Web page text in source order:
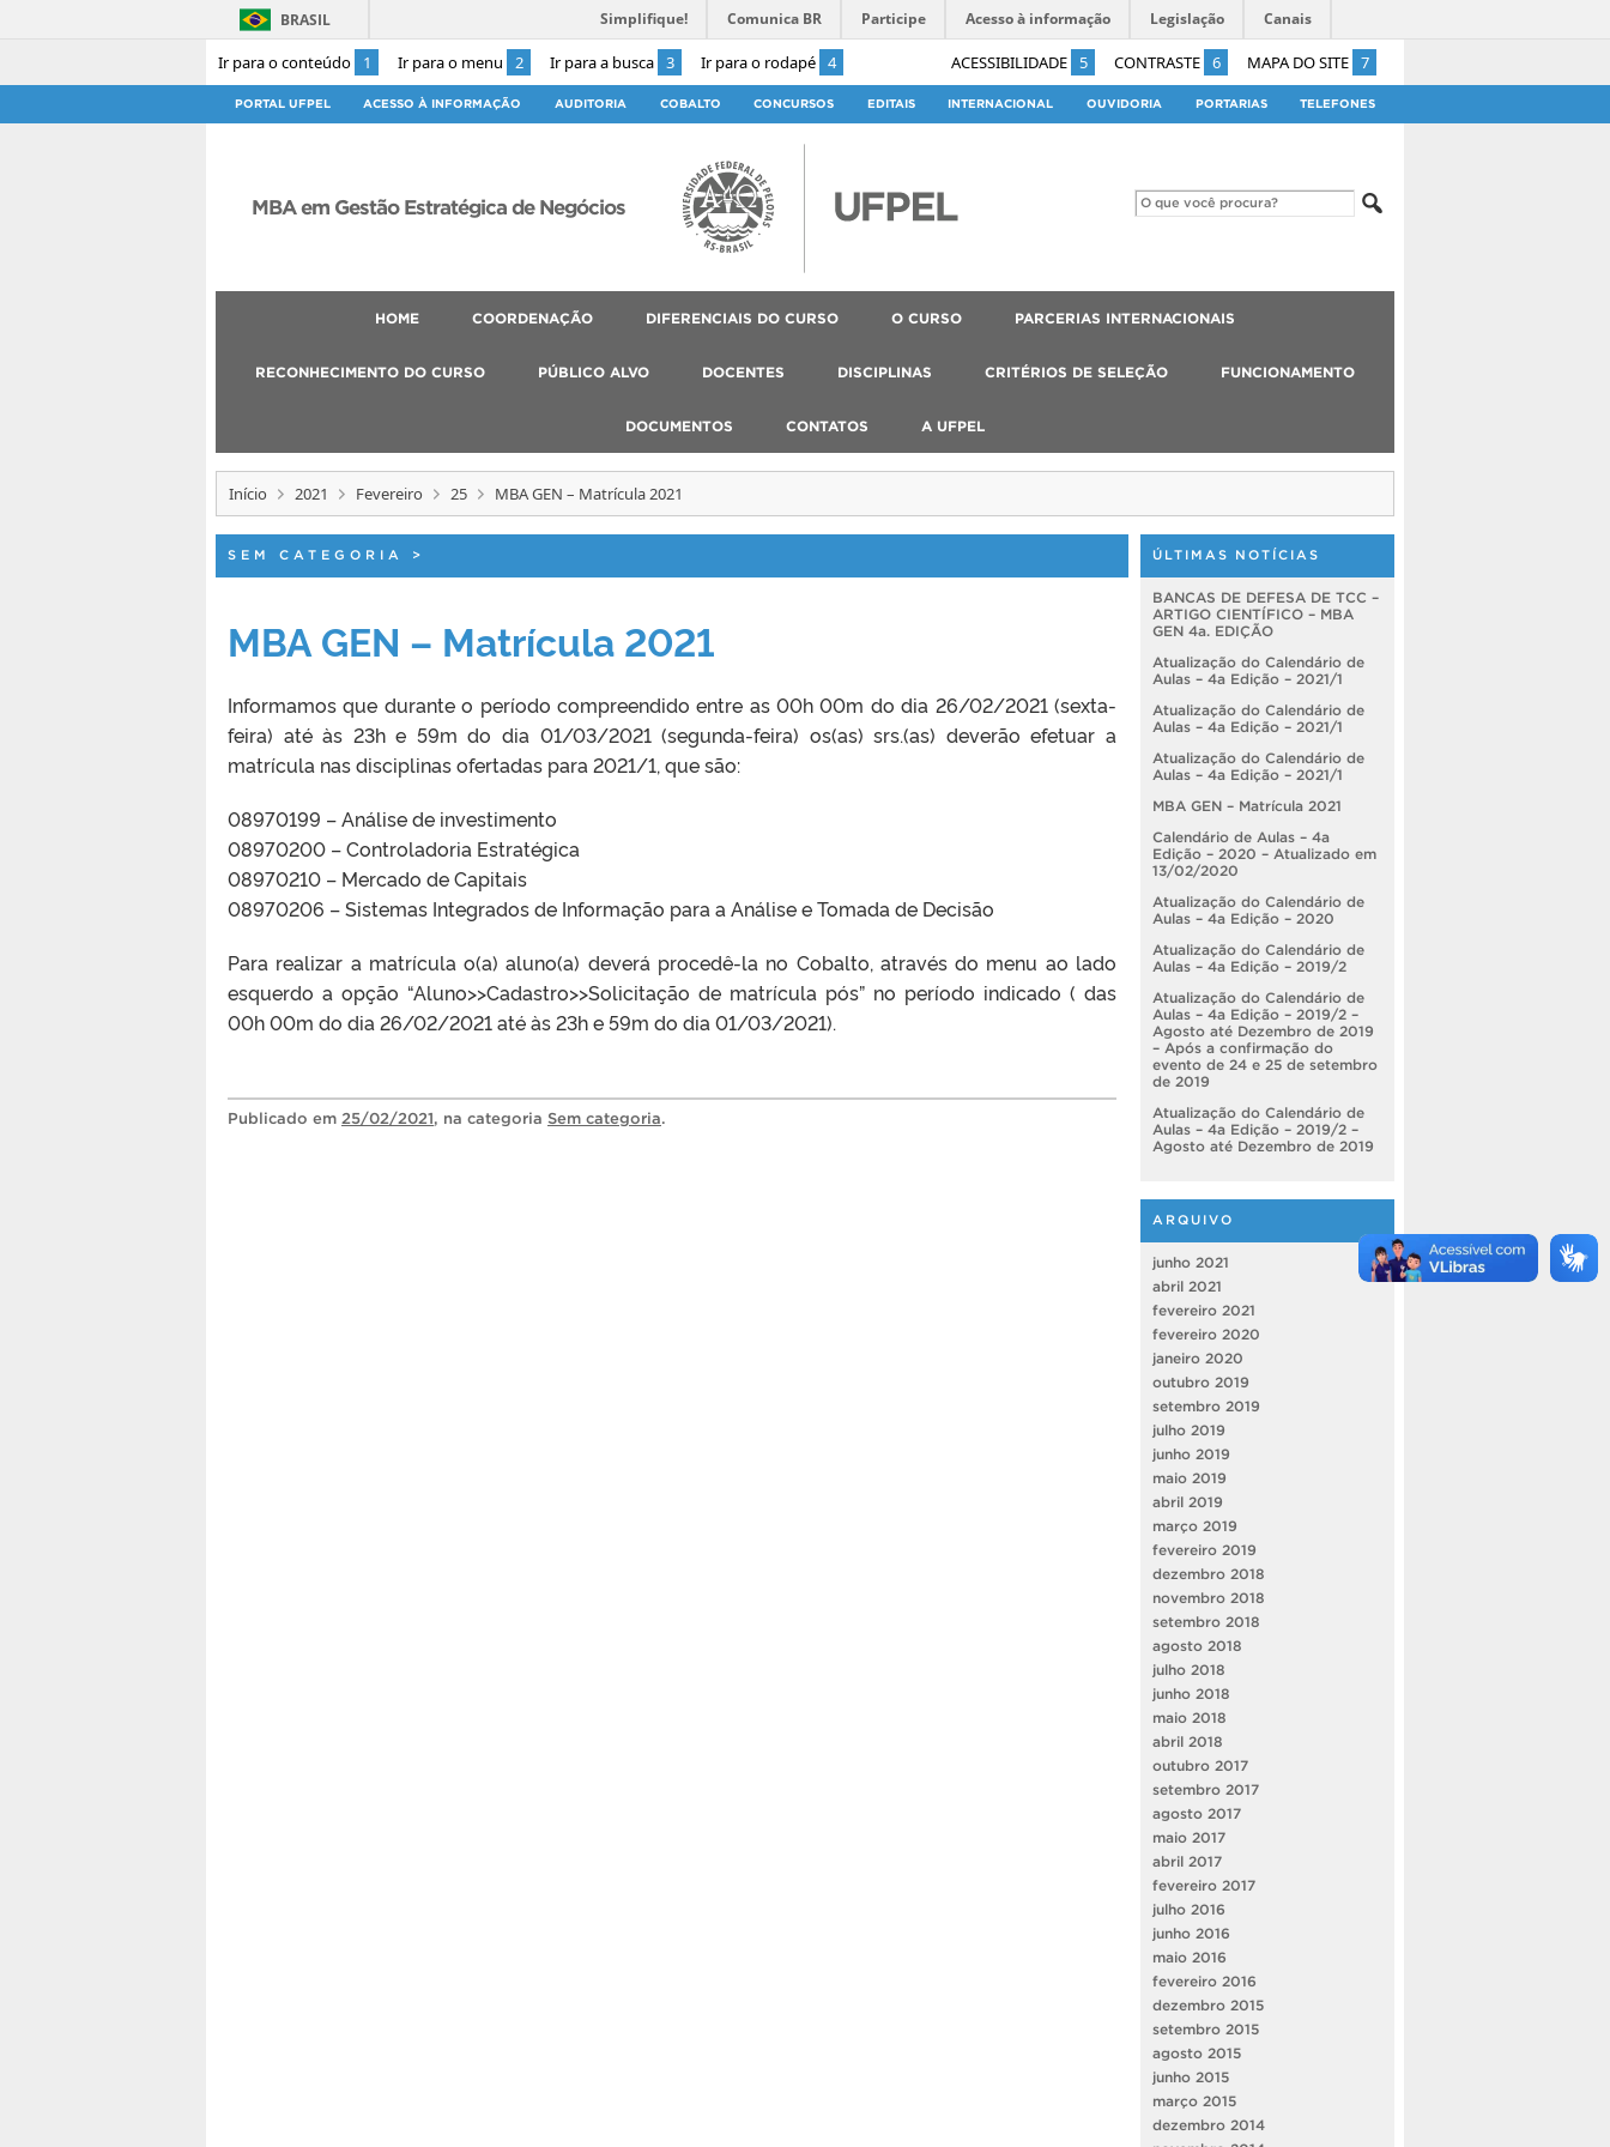
Ir para o conteúdo 1 Ir para o menu 2 Ir para a busca 3 Ir para o rodapé 4 ACESSIBILIDADE 5 CONTRASTE 6 MAPA DO SITE 7
BRASIL Simplifique! Comunica BR Participe Acesso à informação Legislação Canais
PORTAL UFPEL ACESSO À INFORMAÇÃO AUDITORIA COBALTO CONCURSOS EDITAIS INTERNACIONAL OUVIDORIA PORTARIAS TELEFONES
MBA em Gestão Estratégica de Negócios
HOME COORDENAÇÃO DIFERENCIAIS DO CURSO O CURSO PARCERIAS INTERNACIONAIS
RECONHECIMENTO DO CURSO PÚBLICO ALVO DOCENTES DISCIPLINAS CRITÉRIOS DE SELEÇÃO FUNCIONAMENTO
DOCUMENTOS CONTATOS A UFPEL
Início 2021 Fevereiro 25 MBA GEN – Matrícula 2021
SEM CATEGORIA >
MBA GEN – Matrícula 2021
Informamos que durante o período compreendido entre as 00h 00m do dia 26/02/2021 (sexta-
feira) até às 23h e 59m do dia 01/03/2021 (segunda-feira) os(as) srs.(as) deverão efetuar a
matrícula nas disciplinas ofertadas para 2021/1, que são:
08970199 – Análise de investimento
08970200 – Controladoria Estratégica
08970210 – Mercado de Capitais
08970206 – Sistemas Integrados de Informação para a Análise e Tomada de Decisão
Para realizar a matrícula o(a) aluno(a) deverá procedê-la no Cobalto, através do menu ao lado
esquerdo a opção “Aluno>>Cadastro>>Solicitação de matrícula pós” no período indicado ( das
00h 00m do dia 26/02/2021 até às 23h e 59m do dia 01/03/2021).
Publicado em 25/02/2021, na categoria Sem categoria.
ÚLTIMAS NOTÍCIAS
BANCAS DE DEFESA DE TCC –
ARTIGO CIENTÍFICO – MBA
GEN 4a. EDIÇÃO
Atualização do Calendário de
Aulas – 4a Edição – 2021/1
Atualização do Calendário de
Aulas – 4a Edição – 2021/1
Atualização do Calendário de
Aulas – 4a Edição – 2021/1
MBA GEN – Matrícula 2021
Calendário de Aulas – 4a
Edição – 2020 – Atualizado em
13/02/2020
Atualização do Calendário de
Aulas – 4a Edição – 2020
Atualização do Calendário de
Aulas – 4a Edição – 2019/2
Atualização do Calendário de
Aulas – 4a Edição – 2019/2 –
Agosto até Dezembro de 2019
– Após a confirmação do
evento de 24 e 25 de setembro
de 2019
Atualização do Calendário de
Aulas – 4a Edição – 2019/2 –
Agosto até Dezembro de 2019
ARQUIVO
junho 2021
abril 2021
fevereiro 2021
fevereiro 2020
janeiro 2020
outubro 2019
setembro 2019
julho 2019
junho 2019
maio 2019
abril 2019
março 2019
fevereiro 2019
dezembro 2018
novembro 2018
setembro 2018
agosto 2018
julho 2018
junho 2018
maio 2018
abril 2018
outubro 2017
setembro 2017
agosto 2017
maio 2017
abril 2017
fevereiro 2017
julho 2016
junho 2016
maio 2016
fevereiro 2016
dezembro 2015
setembro 2015
agosto 2015
junho 2015
março 2015
dezembro 2014